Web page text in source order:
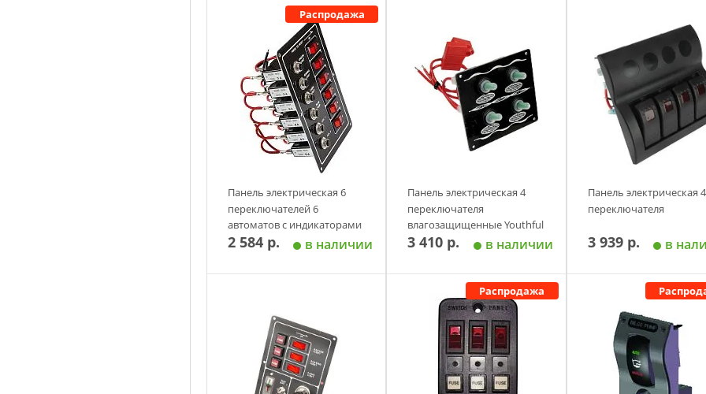
Распродажа
Панель электрическая 6
переключателей 6
автоматов с индикаторами
Youthful
2 584 р. в наличии
Панель электрическая 4
переключателя
влагозащищенные Youthful
3 410 р. в наличии
Добавить в корзину
Панель электрическая 4
переключателя
3 939 р. в
Добавить в
Распродажа